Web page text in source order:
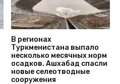
В регионах
Туркменистана выпало
несколько месячных норм
осадков. Ашхабад спасли
новые селеотводные
сооружения